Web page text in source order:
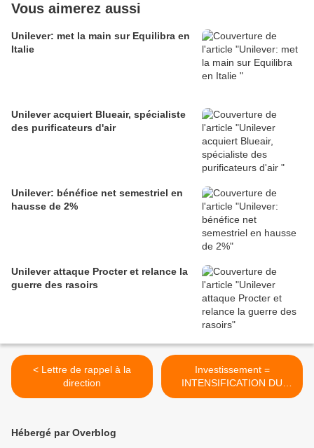
Vous aimerez aussi
Unilever: met la main sur Equilibra en
Italie
Unilever acquiert Blueair, spécialiste
des purificateurs d'air
Unilever: bénéfice net semestriel en
hausse de 2%
Unilever attaque Procter et relance la
guerre des rasoirs
< Lettre de rappel à la
direction
Investissement =
INTENSIFICATION DU
TRAVAIL >
Hébergé par Overblog